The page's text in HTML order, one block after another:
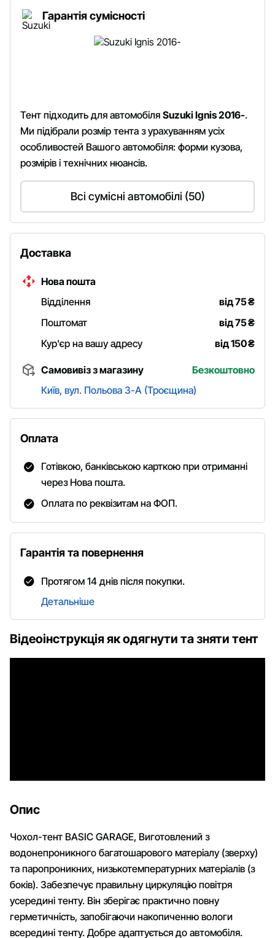
Відеоінструкція як одягнути та зняти тент
Опис
Чохол-тент BASIC GARAGE, Виготовлений з
водонепроникного багатошарового матеріалу (зверху)
та паропроникних, низькотемпературних матеріалів (з
боків). Забезпечує правильну циркуляцію повітря
усередині тенту. Він зберігає практично повну
герметичність, запобігаючи накопиченню вологи
всередині тенту. Добре адаптується до автомобіля.
Гарантія сумісності
Тент підходить для автомобіля Suzuki Ignis 2016-.
Ми підібрали розмір тента з урахуванням усіх
особливостей Вашого автомобіля: форми кузова,
розмірів і технічних нюансів.
Всі сумісні автомобілі (50)
Доставка
Нова пошта
Відділення
від 75₴
Поштомат
від 75₴
Кур'єр на вашу адресу
від 150₴
Самовивіз з магазину
Безкоштовно
Київ, вул. Польова 3-А (Троєщина)
Оплата
Готівкою, банківською карткою при отриманні
через Нова пошта.
Оплата по реквізитам на ФОП.
Гарантія та повернення
Протягом 14 днів після покупки.
Детальніше